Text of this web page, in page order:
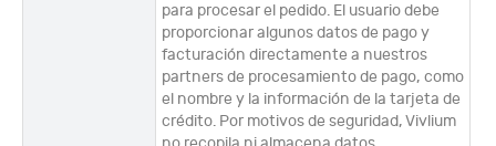
para procesar el pedido. El usuario debe
proporcionar algunos datos de pago y
facturación directamente a nuestros
partners de procesamiento de pago, como
el nombre y la información de la tarjeta de
crédito. Por motivos de seguridad, Vivlium